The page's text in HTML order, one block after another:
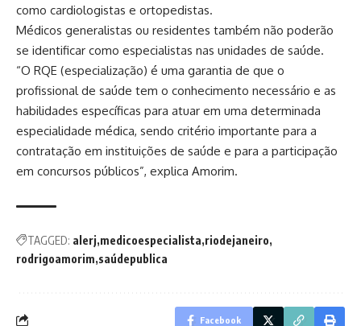
como cardiologistas e ortopedistas.
Médicos generalistas ou residentes também não poderão
se identificar como especialistas nas unidades de saúde.
“O RQE (especialização) é uma garantia de que o
profissional de saúde tem o conhecimento necessário e as
habilidades específicas para atuar em uma determinada
especialidade médica, sendo critério importante para a
contratação em instituições de saúde e para a participação
em concursos públicos”, explica Amorim.
TAGGED: alerj medicoespecialista riodejaneiro
rodrigoamorim saúdepublica
Facebook